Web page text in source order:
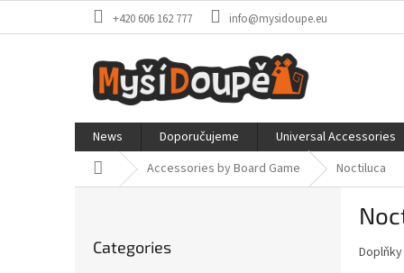
+420 606 162 777 info@mysidoupe.eu
News Doporučujeme Universal Accessories
Home Accessories by Board Game Noctiluca
categories
Categories